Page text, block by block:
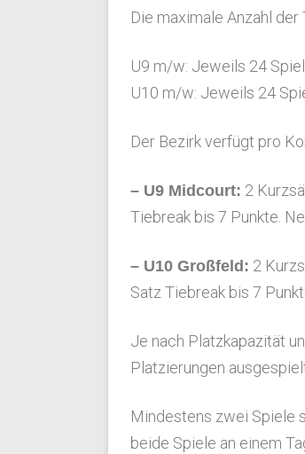
Die maximale Anzahl
U9 m/w: Jeweils 24
U10 m/w: Jeweils 24
Der Bezirk verfügt pro
– U9 Midcourt: 2
Tiebreak bis 7 Punkte.
– U10 Großfeld: 2
Satz Tiebreak bis 7
Je nach Platzkapazität
Platzierungen
Mindestens zwei Spiele
beide Spiele an einem